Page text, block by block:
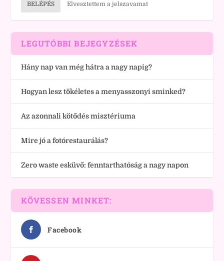
BELÉPÉS Elvesztettem a jelszavamat
LEGUTÓBBI BEJEGYZÉSEK
Hány nap van még hátra a nagy napig?
Hogyan lesz tökéletes a menyasszonyi sminked?
Az azonnali kötődés misztériuma
Mire jó a fotórestaurálás?
Zero waste esküvő: fenntarthatóság a nagy napon
KÖVESSEN MINKET:
Facebook